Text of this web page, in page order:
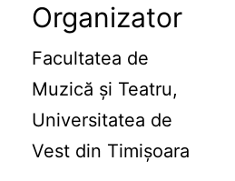
Organizator
Facultatea de
Muzică și Teatru,
Universitatea de
Vest din Timișoara